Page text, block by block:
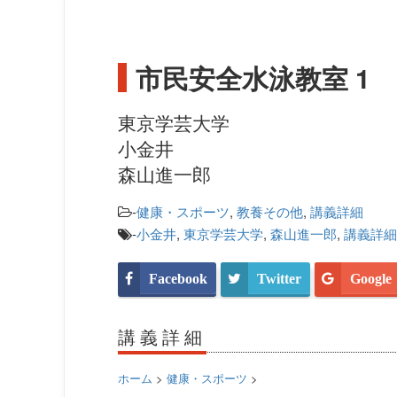
市民安全水泳教室 1
東京学芸大学
小金井
森山進一郎
-健康・スポーツ, 教養その他, 講義詳細
-小金井, 東京学芸大学, 森山進一郎, 講義詳細
Facebook Twitter Google
講義詳細
ホーム > 健康・スポーツ >